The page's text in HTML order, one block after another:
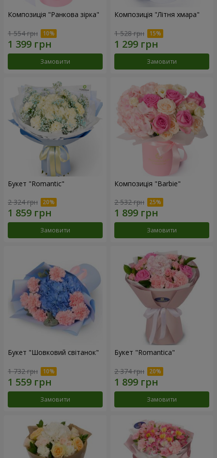
Композиція "Ранкова зірка"
1 554 грн
Замовити
Композиція "Літня хмара"
1 528 грн
Замовити
Букет "Romantic"
2 324 грн
Замовити
Композиція "Barbie"
2 532 грн
Замовити
Букет "Шовковий світанок"
1 732 грн
Замовити
Букет "Romantica"
2 374 грн
Замовити